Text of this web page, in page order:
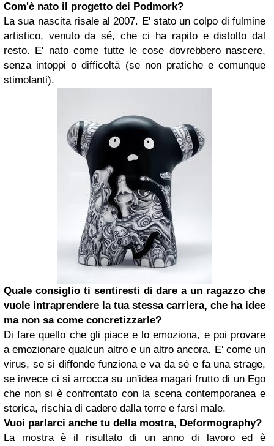
Com'è nato il progetto dei Podmork?
La sua nascita risale al 2007. E' stato un colpo di fulmine
artistico, venuto da sé, che ci ha rapito e distolto dal
resto. E' nato come tutte le cose dovrebbero nascere,
senza intoppi o difficoltà (se non pratiche e comunque
stimolanti).
Quale consiglio ti sentiresti di dare a un ragazzo che
vuole intraprendere la tua stessa carriera, che ha idee
ma non sa come concretizzarle?
Di fare quello che gli piace e lo emoziona, e poi provare
a emozionare qualcun altro e un altro ancora. E' come un
virus, se si diffonde funziona e va da sé e fa una strage,
se invece ci si arrocca su un'idea magari frutto di un Ego
che non si è confrontato con la scena contemporanea e
storica, rischia di cadere dalla torre e farsi male.
Vuoi parlarci anche tu della mostra, Deformography?
La mostra è il risultato di un anno di lavoro ed è